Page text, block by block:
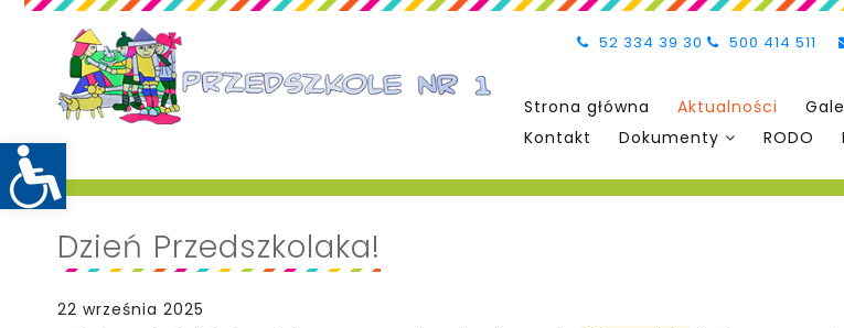
52 334 39 30 500 414 511
Strona główna Aktualności
Kontakt
Dokumenty RODO
Dzień Przedszkolaka!
22 września 2025